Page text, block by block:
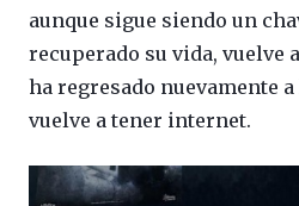
aunque sigue siendo un
recuperado su vida, vuelve
ha regresado nuevamente
vuelve a tener internet.